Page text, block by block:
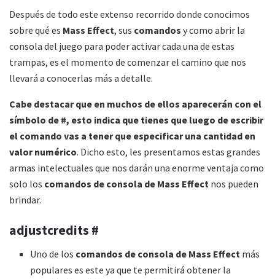
Después de todo este extenso recorrido donde conocimos
sobre qué es Mass Effect, sus comandos y como abrir la
consola del juego para poder activar cada una de estas
trampas, es el momento de comenzar el camino que nos
llevará a conocerlas más a detalle.
Cabe destacar que en muchos de ellos aparecerán con el
símbolo de #, esto indica que tienes que luego de escribir
el comando vas a tener que especificar una cantidad en
valor numérico. Dicho esto, les presentamos estas grandes
armas intelectuales que nos darán una enorme ventaja como
solo los comandos de consola de Mass Effect nos pueden
brindar.
adjustcredits #
Uno de los comandos de consola de Mass Effect más
populares es este ya que te permitirá obtener la